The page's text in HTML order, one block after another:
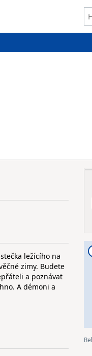
ležícího na
zimy. Budete
a poznávat
A démoni a